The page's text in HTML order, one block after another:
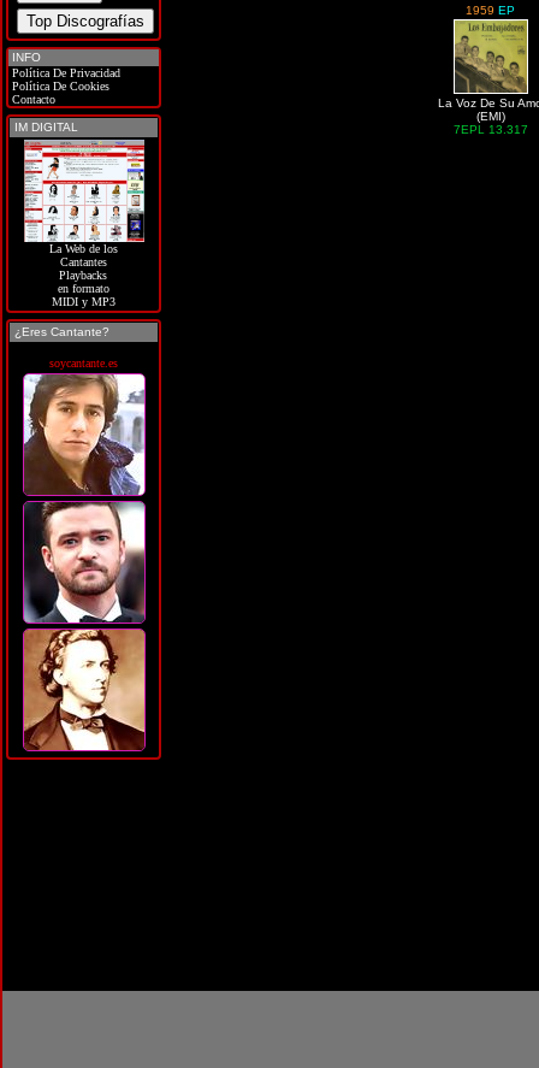
INFO
Política De Privacidad
Política De Cookies
Contacto
IM DIGITAL
La Web de los
Cantantes
Playbacks
en formato
MIDI y MP3
¿Eres Cantante?
soycantante.es
1959EP
La Voz De Su
(EMI)
7EPL 13.317